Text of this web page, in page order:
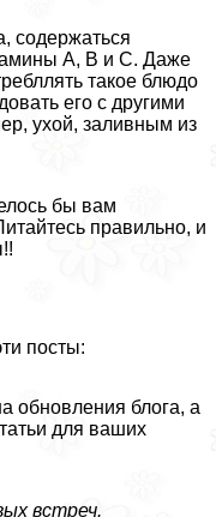
содержаться
А, В и С. Даже
такое блюдо
его с другими
ухой, заливным из
бы вам
правильно, и
посты:
обновления блога, а
для ваших
встреч.